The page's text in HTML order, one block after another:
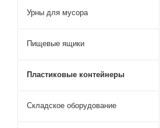
Урны для мусора
Пищевые ящики
Пластиковые контейнеры
Складское оборудование